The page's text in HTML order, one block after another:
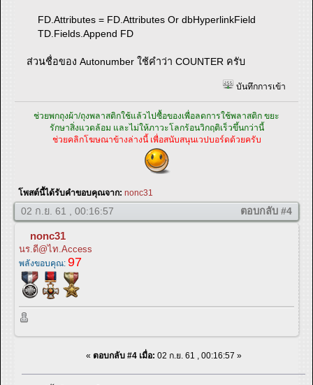
FD.Attributes = FD.Attributes Or dbHyperlinkField
TD.Fields.Append FD
ส่วนชื่อของ Autonumber ใช้คำว่า COUNTER ครับ
บันทึกการเข้า
ช่วยพกถุงผ้า/ถุงพลาสติกใช้แล้วไปซื้อของเพื่อลดการใช้พลาสติก ขยะ
รักษาสิ่งแวดล้อม และไม่ให้ภาวะโลกร้อนวิกฤติเร็วขึ้นกว่านี้
ช่วยคลิกโฆษณาข้างล่างนี้ เพื่อสนับสนุนเวปบอร์ดด้วยครับ
โพสต์นี้ได้รับคำขอบคุณจาก: nonc31
02 ก.ย. 61 , 00:16:57 ตอบกลับ #4
nonc31
นร.ดี@ไท.Access
พลังขอบคุณ: 97
« ตอบกลับ #4 เมื่อ: 02 ก.ย. 61 , 00:16:57 »